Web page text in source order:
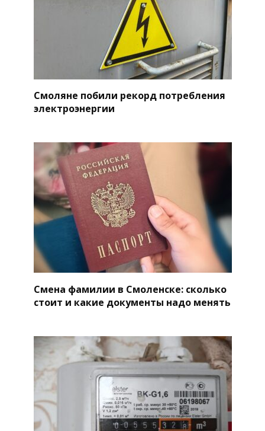
Смоляне побили рекорд потребления
электроэнергии
Смена фамилии в Смоленске: сколько
стоит и какие документы надо менять